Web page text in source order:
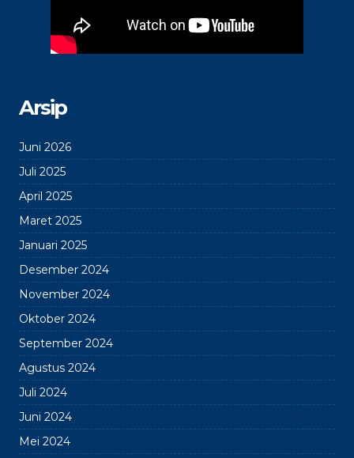
Arsip
Juni 2026
Juli 2025
April 2025
Maret 2025
Januari 2025
Desember 2024
November 2024
Oktober 2024
September 2024
Agustus 2024
Juli 2024
Juni 2024
Mei 2024